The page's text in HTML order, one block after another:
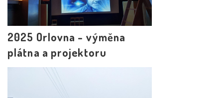
2025 Orlovna - výměna
plátna a projektoru